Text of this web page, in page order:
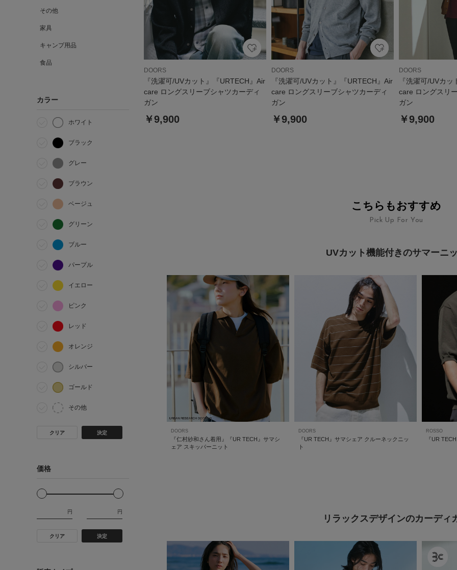
その他
家具
キャンプ用品
食品
カラー
ホワイト
ブラック
グレー
ブラウン
ベージュ
グリーン
ブルー
パープル
イエロー
ピンク
レッド
オレンジ
シルバー
ゴールド
その他
クリア 決定
価格
円 円
クリア 決定
DOORS
『洗濯可/UVカット』『URTECH』Air
care ロングスリーブシャツカーディ
ガン
￥9,900
DOORS
『洗濯可/UVカット』『URTECH』Air
care ロングスリーブシャツカーディ
ガン
￥9,900
DOORS
『洗濯可/UVカ
care ロングスリ
ガン
￥9,900
こちらもおすすめ
Pick Up For You
UVカット機能付きのサマーニ
DOORS
『仁村紗和さん着用』『UR TECH』サマシ
ェア スキッパーニット
DOORS
『UR TECH』サマシェア クルーネックニッ
ト
ROSSO
『UR
リラックスデザインのカーディ